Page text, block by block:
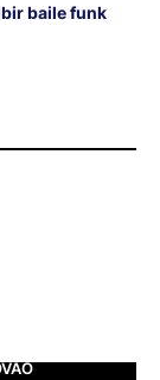
baile funk